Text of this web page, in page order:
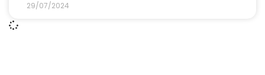
29/07/2024